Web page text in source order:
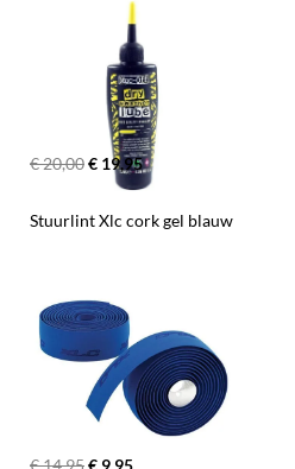
€ 20,00€ 19,95
Stuurlint Xlc cork gel blauw
€ 14,95€ 9,95